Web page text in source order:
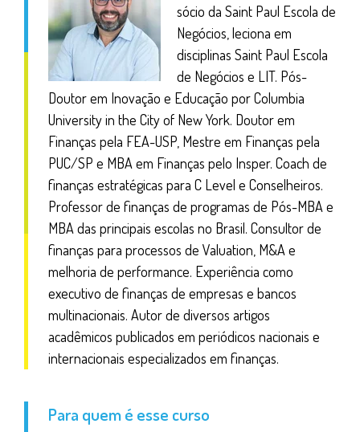
do capital de giro
Extra: capital de giro e finanças comportamentais
FÓRUM PARTICIPATIVO
AVALIAÇÃO PRÁTICA INDIVIDUAL
AVALIAÇÃO INDIVIDUAL FINAL
sócio da Saint Paul Escola de
Negócios, leciona em
disciplinas Saint Paul Escola
de Negócios e LIT. Pós-
Doutor em Inovação e Educação por Columbia
University in the City of New York. Doutor em
Finanças pela FEA-USP, Mestre em Finanças pela
PUC/SP e MBA em Finanças pelo Insper. Coach de
finanças estratégicas para C Level e Conselheiros.
Professor de finanças de programas de Pós-MBA e
MBA das principais escolas no Brasil. Consultor de
finanças para processos de Valuation, M&A e
melhoria de performance. Experiência como
executivo de finanças de empresas e bancos
multinacionais. Autor de diversos artigos
acadêmicos publicados em periódicos nacionais e
internacionais especializados em finanças.
Para quem é esse curso